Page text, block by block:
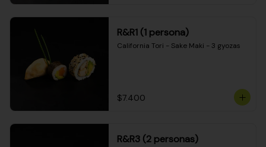
R&R1 (1 persona)
California Tori - Sake Maki - 3 gyozas
$7.400
R&R3 (2 personas)